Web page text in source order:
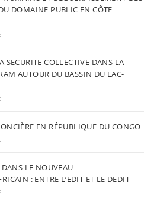
DOMAINE PUBLIC EN CÔTE
COLLECTIVE DANS LA
AUTOUR DU BASSIN DU LAC-
EN RÉPUBLIQUE DU CONGO
LE NOUVEAU
: ENTRE L’EDIT ET LE DEDIT